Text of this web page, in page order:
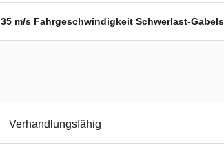
35 m/s Fahrgeschwindigkeit Schwerlast-
Verhandlungsfähig